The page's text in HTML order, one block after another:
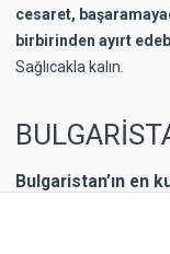
cesaret,
birbirinden ayırt
Sağlıcakla kalın.
Bulgaristan’ın en